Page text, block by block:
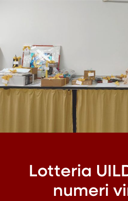
Lotteria
numeri